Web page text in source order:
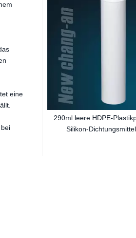
eine
für
290ml leere HDPE-
Silikon-